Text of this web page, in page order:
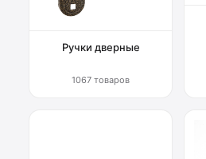
Ручки дверные
1067 товаров